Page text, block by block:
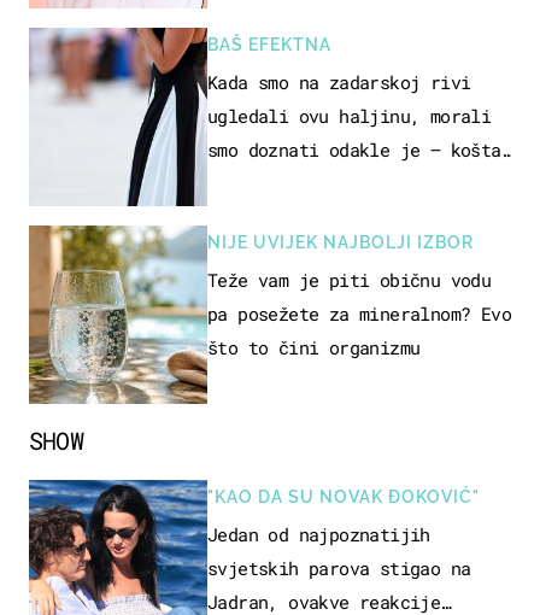
SHOW
"KAO DA SU NOVAK ĐOKOVIĆ"
Jedan od najpoznatijih
svjetskih parova stigao na
Jadran, ovakve reakcije
BAŠ EFEKTNA
Kada smo na zadarskoj rivi
ugledali ovu haljinu, morali
smo doznati odakle je – košta
NIJE UVIJEK NAJBOLJI IZBOR
Teže vam je piti običnu vodu
pa posežete za mineralnom? Evo
što to čini organizmu